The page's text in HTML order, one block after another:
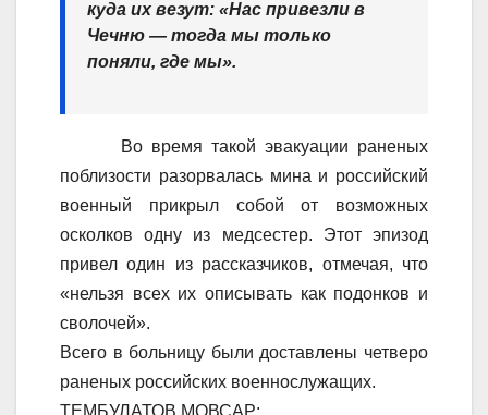
куда их везут: «Нас привезли в
Чечню — тогда мы только
поняли, где мы».
Во время такой эвакуации раненых
поблизости разорвалась мина и российский
военный прикрыл собой от возможных
осколков одну из медсестер. Этот эпизод
привел один из рассказчиков, отмечая, что
«нельзя всех их описывать как подонков и
сволочей».
Всего в больницу были доставлены четверо
раненых российских военнослужащих.